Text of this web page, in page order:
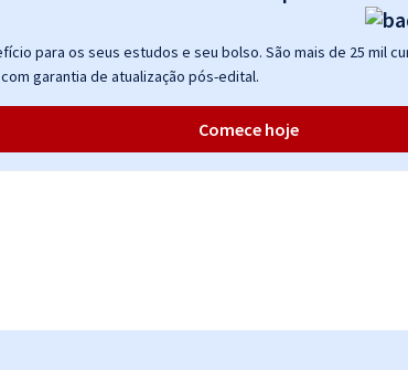
para os seus estudos e seu bolso. São mais de 25 mil
garantia de atualização pós-edital.
Comece hoje